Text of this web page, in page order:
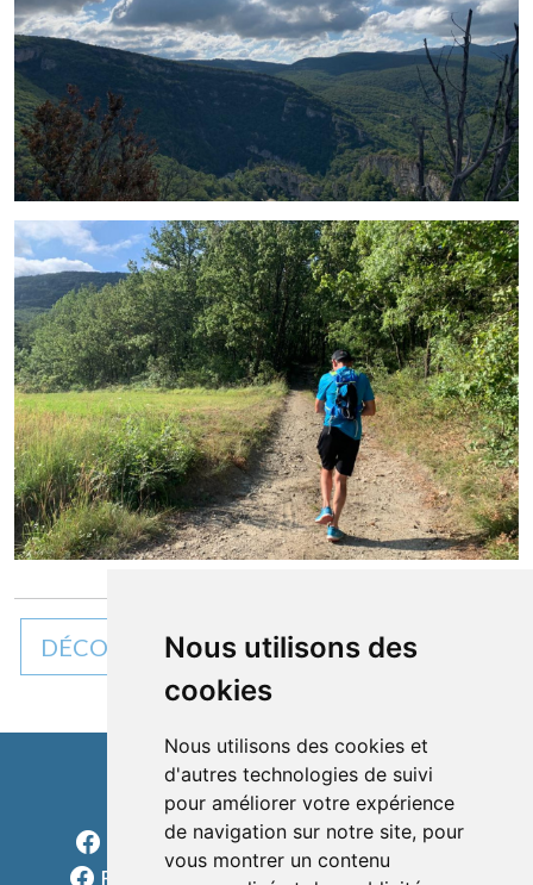
Nous utilisons des
cookies
Nous utilisons des cookies et
d'autres technologies de suivi
pour améliorer votre expérience
de navigation sur notre site, pour
vous montrer un contenu
DÉCOUVREZ TOUTES NOS ACTUALITÉS
Cléon d'Andran
Facebook Charols Sports Loisirs
Facebook Les rondes charolaises